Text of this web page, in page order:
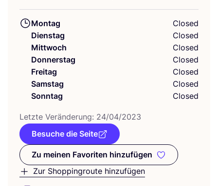
Montag
Closed
Dienstag
Closed
Mittwoch
Closed
Donnerstag
Closed
Freitag
Closed
Samstag
Closed
Sonntag
Closed
Letz­te Ver­än­de­rung: 24/04/2023
Besuche die Seite
Zu meinen Favoriten hinzufügen
Zu meinen Favoriten
Zur Shoppingroute hinzufügen